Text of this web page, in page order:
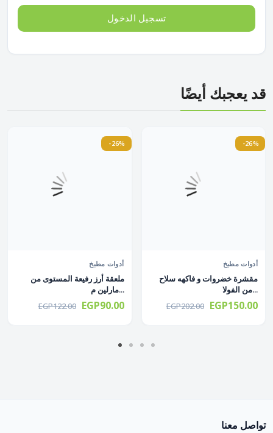
تسجيل الدخول
قد يعجبك أيضًا
-26%
أدوات مطبخ
ملعقة أرز رفيعة المستوى من
مارلين م...
EGP122.00 EGP90.00
-26%
أدوات مطبخ
مقشرة خضروات و فاكهه سلاح
من الفولا...
EGP202.00 EGP150.00
تواصل معنا